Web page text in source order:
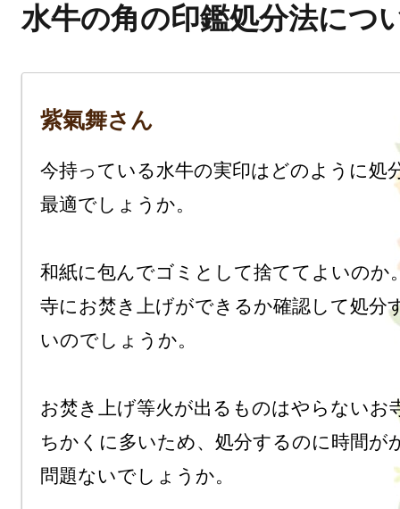
水牛の角の印鑑処分法につ
紫氣舞さん
今持っている水牛の実印はどのように処
最適でしょうか。
和紙に包んでゴミとして捨ててよいのか
寺にお焚き上げができるか確認して処分
いのでしょうか。
お焚き上げ等火が出るものはやらないお
ちかくに多いため、処分するのに時間が
問題ないでしょうか。